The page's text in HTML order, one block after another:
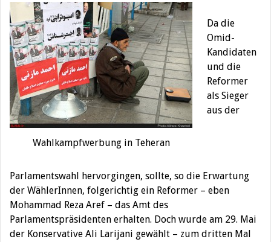
Wahlkampfwerbung in Teheran
Da die
Omid-
Kandidaten
und die
Reformer
als Sieger
aus der
Parlamentswahl hervorgingen, sollte, so die Erwartung
der WählerInnen, folgerichtig ein Reformer – eben
Mohammad Reza Aref – das Amt des
Parlamentspräsidenten erhalten. Doch wurde am 29. Mai
der Konservative Ali Larijani gewählt – zum dritten Mal